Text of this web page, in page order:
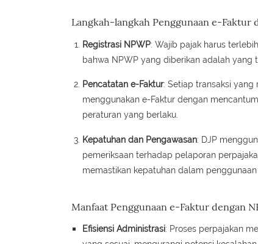
Langkah-langkah Penggunaan e-Faktur
Registrasi NPWP: Wajib pajak harus
bahwa NPWP yang diberikan adalah yang
Pencatatan e-Faktur: Setiap transaksi yang
menggunakan e-Faktur dengan
peraturan yang berlaku.
Kepatuhan dan Pengawasan: DJP
pemeriksaan terhadap pelaporan
memastikan kepatuhan dalam
Manfaat Penggunaan e-Faktur dengan
Efisiensi Administrasi: Proses perpajakan